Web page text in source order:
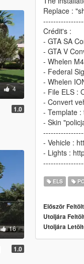
4
1.0
16
1.0
Replace :
Crédit's :
- GTA SA
- GTA V
- Whelen
- Federal
- Whelen
- File ELS :
- Convert
- Template :
- Skin
- Vehicle :
- Lights :
ELS
Először
Utoljára
Utoljára